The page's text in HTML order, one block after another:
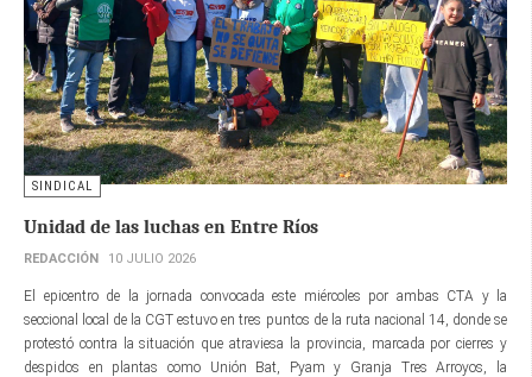
SINDICAL
Unidad de las luchas en Entre Ríos
REDACCIÓN 10 JULIO 2026
El epicentro de la jornada convocada este miércoles por ambas CTA y la
seccional local de la CGT estuvo en tres puntos de la ruta nacional 14, donde se
protestó contra la situación que atraviesa la provincia, marcada por cierres y
despidos en plantas como Unión Bat, Pyam y Granja Tres Arroyos, la